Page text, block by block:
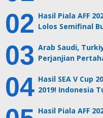
Hasil Piala AFF
Lolos Semifinal
Arab Saudi,
Perjanjian
Hasil SEA V Cup
2019! Indonesia
Hasil Piala AFF